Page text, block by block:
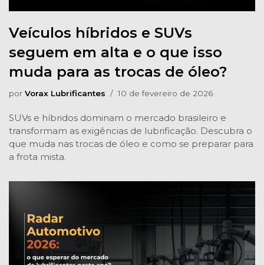
Veículos híbridos e SUVs
seguem em alta e o que isso
muda para as trocas de óleo?
por Vorax Lubrificantes 10 de fevereiro de 2026
SUVs e híbridos dominam o mercado brasileiro e
transformam as exigências de lubrificação. Descubra o
que muda nas trocas de óleo e como se preparar para
a frota mista.